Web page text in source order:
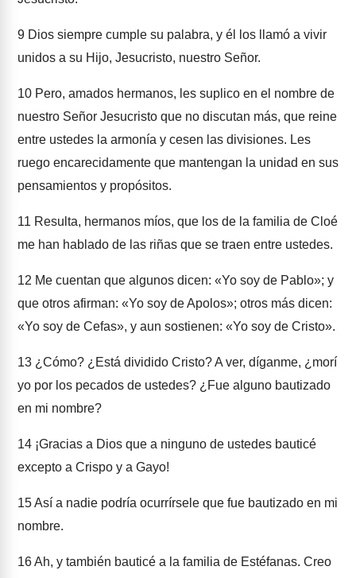
9 Dios siempre cumple su palabra, y él los llamó a vivir
unidos a su Hijo, Jesucristo, nuestro Señor.
10 Pero, amados hermanos, les suplico en el nombre de
nuestro Señor Jesucristo que no discutan más, que reine
entre ustedes la armonía y cesen las divisiones. Les
ruego encarecidamente que mantengan la unidad en sus
pensamientos y propósitos.
11 Resulta, hermanos míos, que los de la familia de Cloé
me han hablado de las riñas que se traen entre ustedes.
12 Me cuentan que algunos dicen: «Yo soy de Pablo»; y
que otros afirman: «Yo soy de Apolos»; otros más dicen:
«Yo soy de Cefas», y aun sostienen: «Yo soy de Cristo».
13 ¿Cómo? ¿Está dividido Cristo? A ver, díganme, ¿morí
yo por los pecados de ustedes? ¿Fue alguno bautizado
en mi nombre?
14 ¡Gracias a Dios que a ninguno de ustedes bauticé
excepto a Crispo y a Gayo!
15Así a nadie podría ocurrírsele que fue bautizado en mi
nombre.
16Ah, y también bauticé a la familia de Estéfanas. Creo